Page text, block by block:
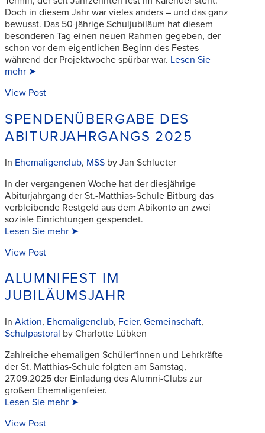
Doch in diesem Jahr war vieles anders – und das ganz
bewusst. Das 50-jährige Schuljubiläum hat diesem
besonderen Tag einen neuen Rahmen gegeben, der
schon vor dem eigentlichen Beginn des Festes
während der Projektwoche spürbar war. Lesen Sie
mehr ➤
View Post
SPENDENÜBERGABE DES
ABITURJAHRGANGS 2025
In Ehemaligenclub, MSS by Jan Schlueter
In der vergangenen Woche hat der diesjährige
Abiturjahrgang der St.-Matthias-Schule Bitburg das
verbleibende Restgeld aus dem Abikonto an zwei
soziale Einrichtungen gespendet.
Lesen Sie mehr ➤
View Post
ALUMNIFEST IM
JUBILÄUMSJAHR
In Aktion, Ehemaligenclub, Feier, Gemeinschaft,
Schulpastoral by Charlotte Lübken
Zahlreiche ehemaligen Schüler*innen und Lehrkräfte
der St. Matthias-Schule folgten am Samstag,
27.09.2025 der Einladung des Alumni-Clubs zur
großen Ehemaligenfeier.
Lesen Sie mehr ➤
View Post